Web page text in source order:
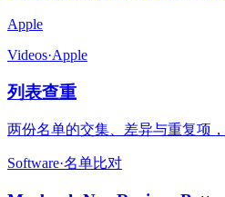
Apple
Videos·Apple
列表查重
两份名单的交集、差异与重复项
Software·名单比对